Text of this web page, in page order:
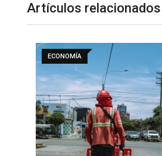
Artículos relacionados
ECONOMÍA